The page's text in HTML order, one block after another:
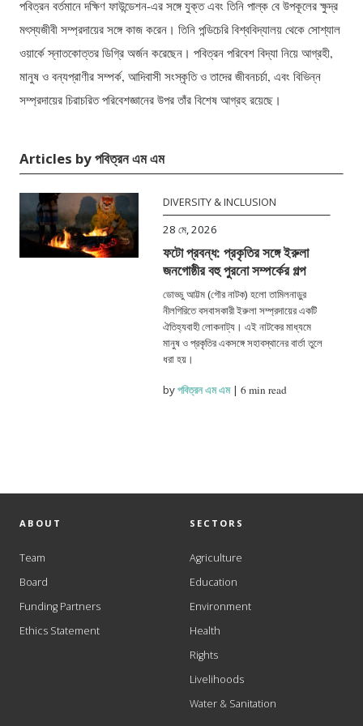
পবিত্রন বর্তমানে দক্ষিণ ফাউন্ডেশন-এর সঙ্গে যুক্ত এবং তিনি পাল্ক বে উপকূলের ক্ষুদ্র
মৎস্যজীবী সম্প্রদায়ের সঙ্গে কাজ করেন। তিনি পন্ডিচেরি বিশ্ববিদ্যালয় থেকে সোশ্যাল
ওয়ার্কে স্নাতকোত্তর ডিগ্রি অর্জন করেছেন। পবিত্রন পরিবেশ বিদ্যা নিয়ে আগ্রহী,
মানুষ ও বন্যপ্রাণীর সম্পর্ক, আদিবাসী সংস্কৃতি ও তাদের জীবনচর্চা, এবং বিভিন্ন
সম্প্রদায়ের চিরাচরিত পরিবেশজ্ঞানের উপর তাঁর বিশেষ আগ্রহ রয়েছে।
Articles by পবিত্রন এম এম
DIVERSITY & INCLUSION
28 মে, 2026
ফটো প্রবন্ধ: প্রকৃতির সঙ্গে ইরুলা
জনগোষ্ঠীর বহু পুরনো সম্পর্কের গল্প
ডোড্ডু আট্টম (গৌর নাটক) হলো তামিলনাড়ুর
নীলগিরিতে বসবাসকারী ইরুলা সম্প্রদায়ের একটি
ঐতিহ্যবাহী লোকনাট্য। এই নাটকের মাধ্যমে
মানুষ ও প্রকৃতির একসঙ্গে সহাবস্থানের বার্তা তুলে
ধরা হয়।
byপবিত্রন এম এম|6 min read
ABOUT
Team
Board
Funding Partners
Ethics Statement
SECTORS
Agriculture
Education
Environment
Health
Rights
Livelihoods
Water & Sanitation